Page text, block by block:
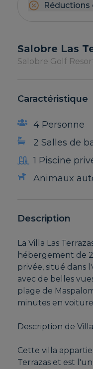
Salobre Las
Salobre Golf
Caractéristique
4 Personne
2 Salles de
1 Piscine
Animaux
Description
La Villa Las
hébergement de
privée, situé dans
avec de belles
plage de
minutes en
Description de
Cette villa
Terrazas et est